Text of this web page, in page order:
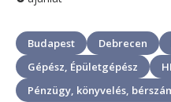
Budapest Debrecen
Gépész, Épületgépész
Pénzügy, könyvelés,